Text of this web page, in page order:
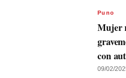
Puno
Mujer
con
09/02/